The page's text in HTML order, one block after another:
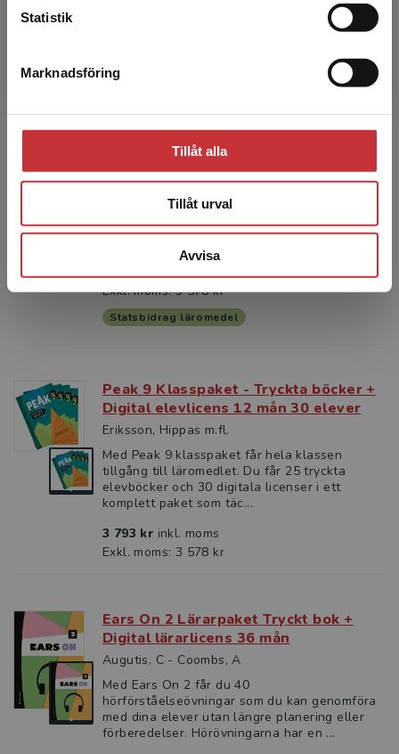
Statistik
Marknadsföring
Tillåt alla
Tillåt urval
Avvisa
Peak 8 Klasspaket - Tryckta böcker +
Digital elevlicens 12 mån 30 elever
Eriksson, Hippas m.fl.
Med Peak 8 klasspaket får hela klassen
tillgång till läromedlet. Du får 25 tryckta
elevböcker och 30 digitala licenser i ett
3 793 krinkl. moms
Exkl. moms: 3 578 kr
Statsbidrag läromedel
Peak 9 Klasspaket - Tryckta böcker +
Digital elevlicens 12 mån 30 elever
Eriksson, Hippas m.fl.
Med Peak 9 klasspaket får hela klassen
tillgång till läromedlet. Du får 25 tryckta
elevböcker och 30 digitala licenser i ett
komplett paket som täc...
3 793 kr inkl. moms
Exkl. moms: 3 578 kr
Ears On 2 Lärarpaket Tryckt bok +
Digital lärarlicens 36 mån
Augutis, C - Coombs, A
Med Ears On 2 får du 40
hörförståelseövningar som du kan genomföra
med dina elever utan längre planering eller
förberedelser. Hörövningarna har en ...